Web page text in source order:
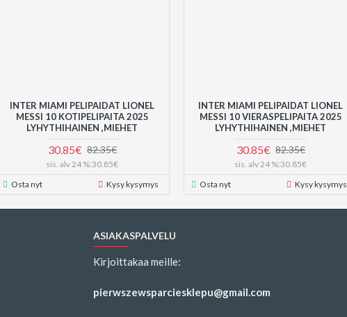
INTER MIAMI PELIPAIDAT LIONEL
MESSI 10 KOTIPELIPAITA 2025
LYHYTHIHAINEN ,MIEHET
30.85€ 82.35€
sis. alv 24 %:30.85€
Osta nyt
Kysy kysymys
INTER MIAMI PELIPAIDAT LIONEL
MESSI 10 VIERASPELIPAITA 2025
LYHYTHIHAINEN ,MIEHET
30.85€ 82.35€
sis. alv 24 %:30.85€
Osta nyt
Kysy kysymys
ASIAKASPALVELU
Kirjoittakaa meille:
pierwszewsparciesklepu@gmail.com